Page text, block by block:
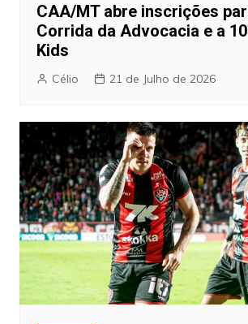
CAA/MT abre inscrições
Corrida da Advocacia e a
Kids
Célio 21 de Julho de 2026